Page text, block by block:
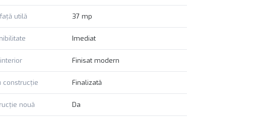
utilă 37 mp
Imediat
Finisat modern
construcție Finalizată
nouă Da